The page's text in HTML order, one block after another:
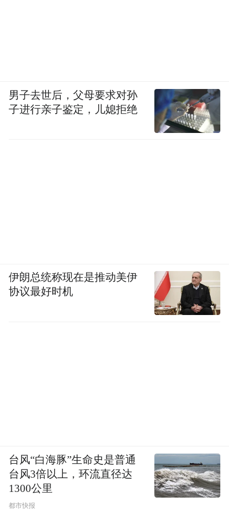
男子去世后，父母要求对孙
子进行亲子鉴定，儿媳拒绝
伊朗总统称现在是推动美伊
协议最好时机
台风“白海豚”生命史是普通
台风3倍以上，环流直径达
1300公里
都市快报